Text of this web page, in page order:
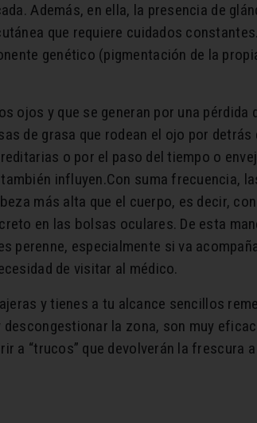
Además, en ella, la presencia de
que requiere cuidados
genético (pigmentación de la
y que se generan por una pérdida
de grasa que rodean el ojo por
o por el paso del tiempo o
influyen.Con suma frecuencia,
más alta que el cuerpo, es decir,
en las bolsas oculares. De esta
perenne, especialmente si va
de visitar al médico.
y tienes a tu alcance sencillos
la zona, son muy
a “trucos” que devolverán la frescura